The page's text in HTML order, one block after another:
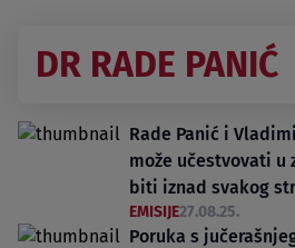
DR RADE PANIĆ
Rade Panić i
može učestvovati u
biti iznad svakog
EMISIJE27.08.25.
Poruka s